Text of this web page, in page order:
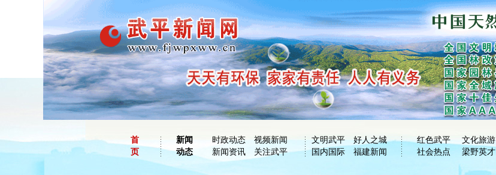
首
页
新闻 时政动态
视频新闻
动态
新闻资讯 关注武平
文明武平
好人之城
国内国际
福建新闻
红色武平
文化旅游
社会热点
梁野英才